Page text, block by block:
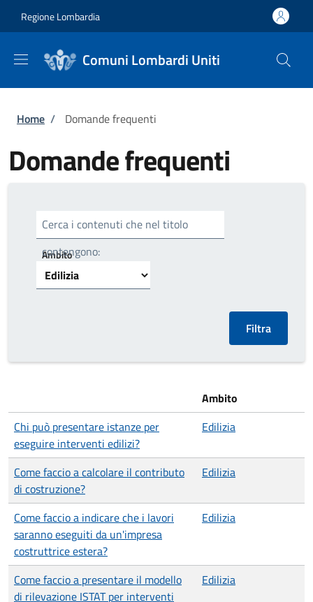
Regione Lombardia
Comuni Lombardi Uniti
Briciole di pane
Home / Domande frequenti
Domande frequenti
Cerca i contenuti che nel titolo
contengono:
Ambito
Ambito
Chi può presentare istanze per
eseguire interventi edilizi?
Edilizia
Come faccio a calcolare il contributo
di costruzione?
Edilizia
Come faccio a indicare che i lavori
saranno eseguiti da un'impresa
costruttrice estera?
Edilizia
Come faccio a presentare il modello
di rilevazione ISTAT per interventi
Edilizia